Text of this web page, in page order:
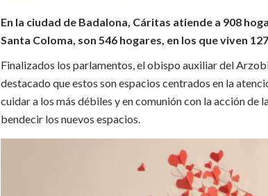
En la ciudad de Badalona, Cáritas atiende a 908
Santa Coloma, son 546 hogares, en los que viven
Finalizados los parlamentos, el obispo auxiliar del
destacado que estos son espacios centrados en la
cuidar a los más débiles y en comunión con la acción
bendecir los nuevos espacios.